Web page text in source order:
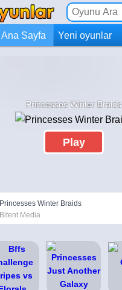
Ana Sayfa Yeni oyunlar
Princesses Winter Braids
Play
Princesses Winter Braids
Bitent Media